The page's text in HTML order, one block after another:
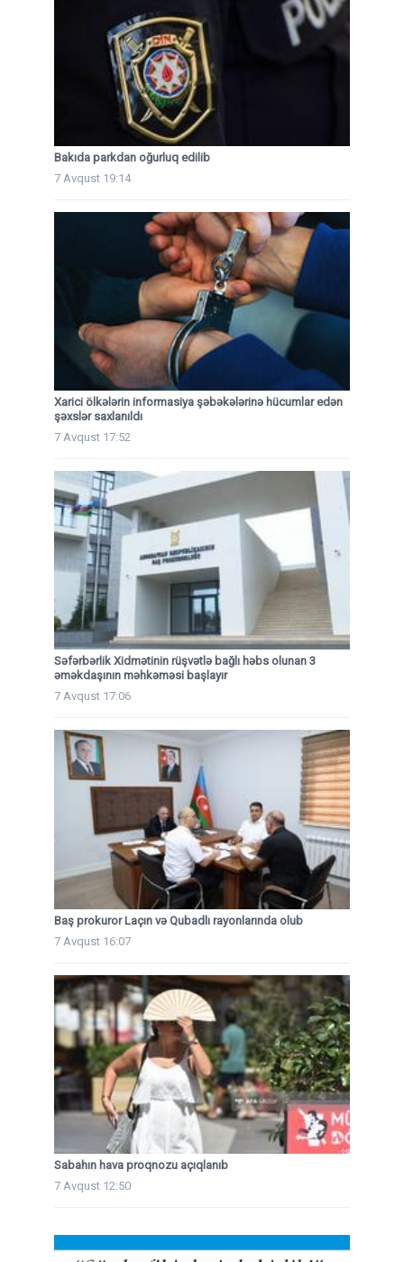
Bakıda parkdan oğurluq edilib
7 Avqust 19:14
Xarici ölkələrin informasiya şəbəkələrinə hücumlar edən
şəxslər saxlanıldı
7 Avqust 17:52
Səfərbərlik Xidmətinin rüşvətlə bağlı həbs olunan 3
əməkdaşının məhkəməsi başlayır
7 Avqust 17:06
Baş prokuror Laçın və Qubadlı rayonlarında olub
7 Avqust 16:07
Sabahın hava proqnozu açıqlanıb
7 Avqust 12:50